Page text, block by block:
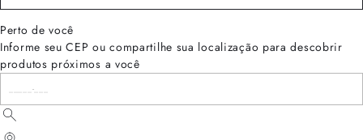
Perto de você
Informe seu CEP ou compartilhe sua localização para descobrir
produtos próximos a você